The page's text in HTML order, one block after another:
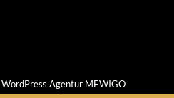
WordPress Agentur MEWIGO